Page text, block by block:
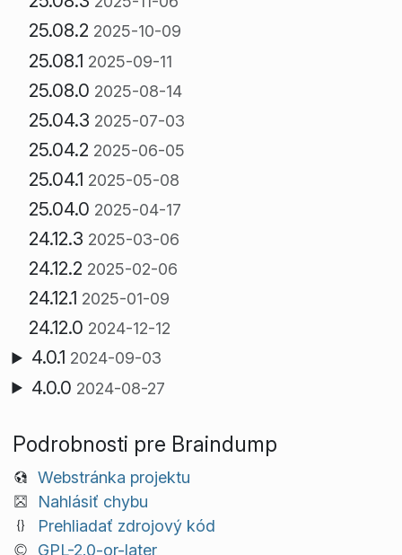
25.08.2 2025-10-09
25.08.1 2025-09-11
25.08.0 2025-08-14
25.04.3 2025-07-03
25.04.2 2025-06-05
25.04.1 2025-05-08
25.04.0 2025-04-17
24.12.3 2025-03-06
24.12.2 2025-02-06
24.12.1 2025-01-09
24.12.0 2024-12-12
4.0.1 2024-09-03
4.0.0 2024-08-27
Podrobnosti pre Braindump
Webstránka projektu
Nahlásiť chybu
Prehliadať zdrojový kód
GPL-2.0-or-later